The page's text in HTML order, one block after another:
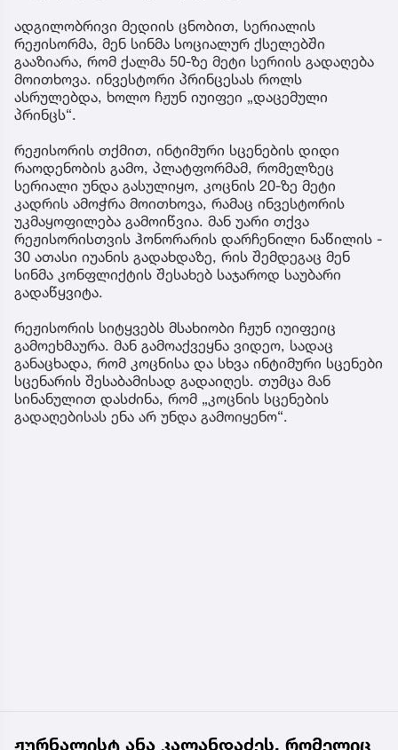
ადგილობრივი მედიის ცნობით, სერიალის
რეჟისორმა, მენ სინმა სოციალურ ქსელებში
გააზიარა, რომ ქალმა 50-ზე მეტი სერიის გადაღება
მოითხოვა. ინვესტორი პრინცესას როლს
ასრულებდა, ხოლო ჩჟუნ იუიფეი „დაცემული
პრინცს“.
რეჟისორის თქმით, ინტიმური სცენების დიდი
რაოდენობის გამო, პლატფორმამ, რომელზეც
სერიალი უნდა გასულიყო, კოცნის 20-ზე მეტი
კადრის ამოჭრა მოითხოვა, რამაც ინვესტორის
უკმაყოფილება გამოიწვია. მან უარი თქვა
რეჟისორისთვის ჰონორარის დარჩენილი ნაწილის -
30 ათასი იუანის გადახდაზე, რის შემდეგაც მენ
სინმა კონფლიქტის შესახებ საჯაროდ საუბარი
გადაწყვიტა.
რეჟისორის სიტყვებს მსახიობი ჩჟუნ იუიფეიც
გამოეხმაურა. მან გამოაქვეყნა ვიდეო, სადაც
განაცხადა, რომ კოცნისა და სხვა ინტიმური სცენები
სცენარის შესაბამისად გადაიღეს. თუმცა მან
სინანულით დასძინა, რომ „კოცნის სცენების
გადაღებისას ენა არ უნდა გამოიყენო“.
ჟურნალისტ ანა კალანდაძეს, რომელიც